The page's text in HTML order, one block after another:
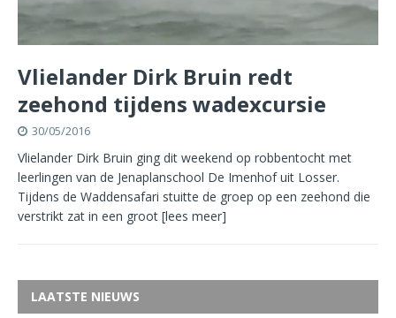
Vlielander Dirk Bruin redt
zeehond tijdens wadexcursie
30/05/2016
Vlielander Dirk Bruin ging dit weekend op robbentocht met
leerlingen van de Jenaplanschool De Imenhof uit Losser.
Tijdens de Waddensafari stuitte de groep op een zeehond die
verstrikt zat in een groot [lees meer]
LAATSTE NIEUWS